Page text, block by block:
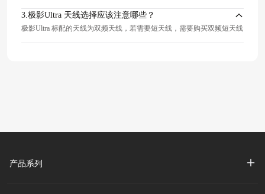
3.极影Ultra 天线选择应该注意哪些？
极影Ultra 标配的天线为双频天线，若需要短天线，需要购买双频短天线
产品系列